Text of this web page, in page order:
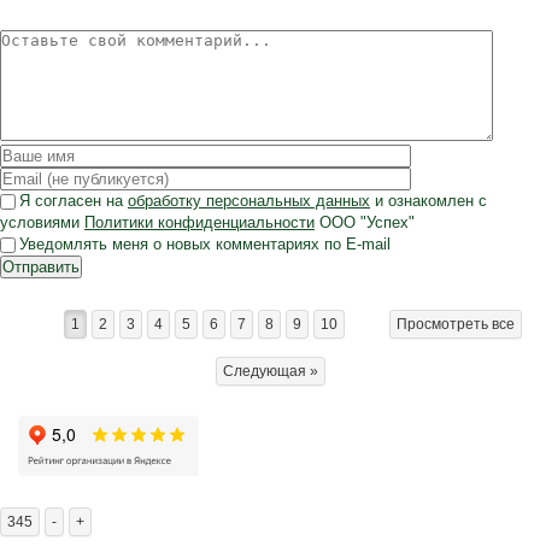
Я согласен на обработку персональных данных и ознакомлен с
условиями Политики конфиденциальности ООО "Успех"
Уведомлять меня о новых комментариях по E-mail
Отправить
Просмотреть все
1 2 3 4 5 6 7 8 9 10
Следующая »
345 - +